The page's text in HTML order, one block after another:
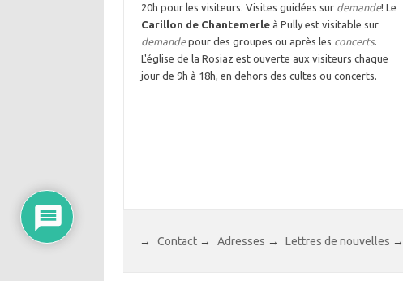
20h pour les visiteurs. Visites guidées sur demande! Le
Carillon de Chantemerleà Pully est visitable sur
demandepour des groupes ou après les concerts.
L'église de la Rosiaz est ouverte aux visiteurs chaque
jour de 9h à 18h, en dehors des cultes ou concerts.
→ Contact → Adresses → Lettres de nouvelles →